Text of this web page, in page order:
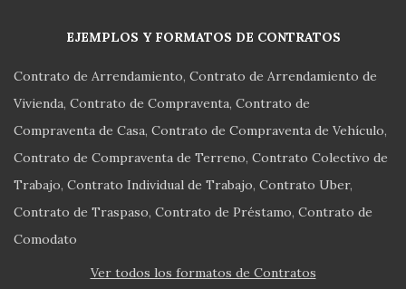
EJEMPLOS Y FORMATOS DE CONTRATOS
Contrato de Arrendamiento Contrato de Arrendamiento de
Vivienda Contrato de Compraventa Contrato de
Compraventa de Casa Contrato de Compraventa de Vehículo
Contrato de Compraventa de Terreno Contrato Colectivo de
Trabajo Contrato Individual de Trabajo Contrato Uber
Contrato de Traspaso Contrato de Préstamo Contrato de
Comodato
Ver todos los formatos de Contratos